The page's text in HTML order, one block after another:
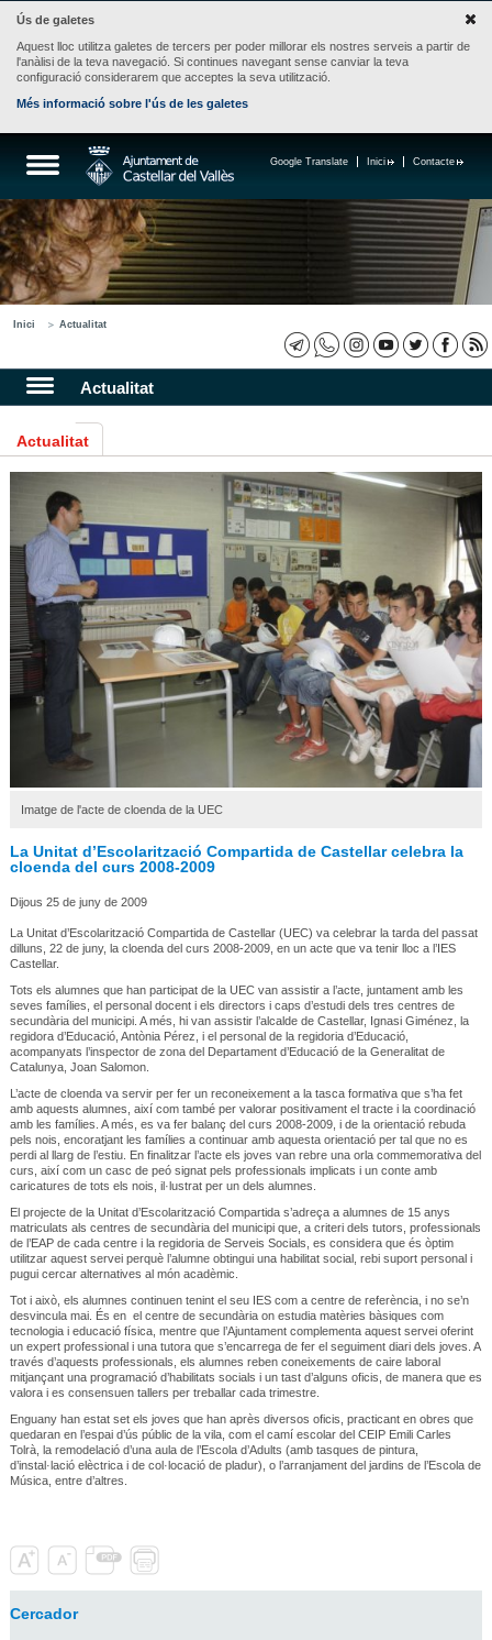
Ús de galetes
Aquest lloc utilitza galetes de tercers per poder millorar els nostres serveis a partir de
l'anàlisi de la teva navegació. Si continues navegant sense canviar la teva
configuració considerarem que acceptes la seva utilització.
Més informació sobre l'ús de les galetes
Contacte
Inici
Google Translate
Inici Actualitat
Actualitat
Actualitat
Imatge de l'acte de cloenda de la UEC
La Unitat d’Escolarització Compartida de Castellar celebra la
cloenda del curs 2008-2009
Dijous 25 de juny de 2009
La Unitat d’Escolarització Compartida de Castellar (UEC) va celebrar la tarda del passat
dilluns, 22 de juny, la cloenda del curs 2008-2009, en un acte que va tenir lloc a l’IES
Castellar.
Tots els alumnes que han participat de la UEC van assistir a l’acte, juntament amb les
seves famílies, el personal docent i els directors i caps d’estudi dels tres centres de
secundària del municipi. A més, hi van assistir l’alcalde de Castellar, Ignasi Giménez, la
regidora d’Educació, Antònia Pérez, i el personal de la regidoria d’Educació,
acompanyats l’inspector de zona del Departament d’Educació de la Generalitat de
Catalunya, Joan Salomon.
L’acte de cloenda va servir per fer un reconeixement a la tasca formativa que s’ha fet
amb aquests alumnes, així com també per valorar positivament el tracte i la coordinació
amb les famílies. A més, es va fer balanç del curs 2008-2009, i de la orientació rebuda
pels nois, encoratjant les famílies a continuar amb aquesta orientació per tal que no es
perdi al llarg de l’estiu. En finalitzar l’acte els joves van rebre una orla commemorativa del
curs, així com un casc de peó signat pels professionals implicats i un conte amb
caricatures de tots els nois, il·lustrat per un dels alumnes.
El projecte de la Unitat d’Escolarització Compartida s’adreça a alumnes de 15 anys
matriculats als centres de secundària del municipi que, a criteri dels tutors, professionals
de l’EAP de cada centre i la regidoria de Serveis Socials, es considera que és òptim
utilitzar aquest servei perquè l’alumne obtingui una habilitat social, rebi suport personal i
pugui cercar alternatives al món acadèmic.
Tot i això, els alumnes continuen tenint el seu IES com a centre de referència, i no se’n
desvincula mai. És en el centre de secundària on estudia matèries bàsiques com
tecnologia i educació física, mentre que l’Ajuntament complementa aquest servei oferint
un expert professional i una tutora que s’encarrega de fer el seguiment diari dels joves. A
través d’aquests professionals, els alumnes reben coneixements de caire laboral
mitjançant una programació d’habilitats socials i un tast d’alguns oficis, de manera que es
valora i es consensuen tallers per treballar cada trimestre.
Enguany han estat set els joves que han après diversos oficis, practicant en obres que
quedaran en l’espai d’ús públic de la vila, com el camí escolar del CEIP Emili Carles
Tolrà, la remodelació d’una aula de l’Escola d’Adults (amb tasques de pintura,
d’instal·lació elèctrica i de col·locació de pladur), o l’arranjament del jardins de l’Escola de
Música, entre d’altres.
Cercador